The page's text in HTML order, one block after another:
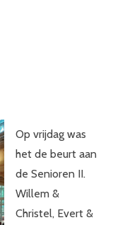
Op vrijdag was
het de beurt aan
de Senioren II.
Willem &
Christel, Evert &